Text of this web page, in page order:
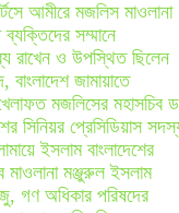
আমীরে মজলিস মাওলানা
সম্মানে
রাখেন ও উপস্থিত ছিলেন
জামায়াতে
মজলিসের মহাসচিব
সিনিয়র প্রেসিডিয়াস
ইসলাম বাংলাদেশের
মঞ্জুরুল ইসলাম
গণ অধিকার পরিষদের